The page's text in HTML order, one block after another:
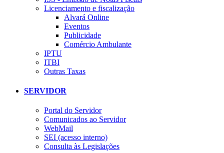
Licenciamento e fiscalização
Alvará Online
Eventos
Publicidade
Comércio Ambulante
IPTU
ITBI
Outras Taxas
SERVIDOR
Portal do Servidor
Comunicados ao Servidor
WebMail
SEI (acesso interno)
Consulta às Legislações